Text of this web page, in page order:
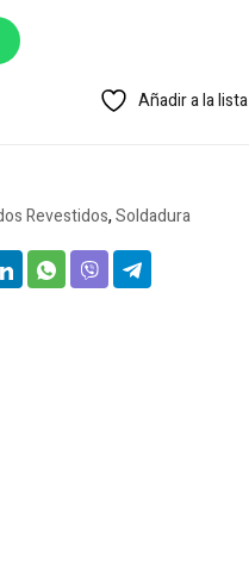
Añadir a la
Revestidos,Soldadura